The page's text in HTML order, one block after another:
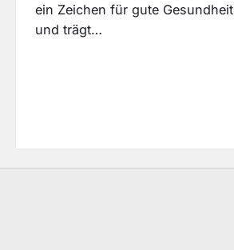
ein Zeichen für gute Gesundheit
und trägt…